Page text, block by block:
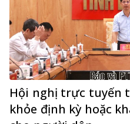
Hội nghị trực tuyến
khỏe định kỳ hoặc